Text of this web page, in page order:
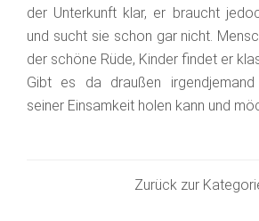
der Unterkunft klar, er braucht
und sucht sie schon gar nicht.
der schöne Rüde, Kinder findet er
Gibt es da draußen
seiner Einsamkeit holen kann und
Zurück zur